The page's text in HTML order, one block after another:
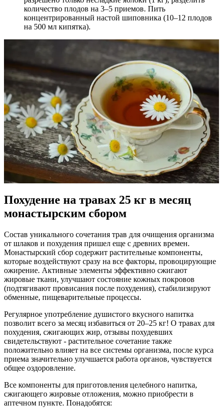
количество плодов на 3–5 приемов. Пить
концентрированный настой шиповника (10–12 плодов
на 500 мл кипятка).
Похудение на травах 25 кг в месяц
монастырским сбором
Состав уникального сочетания трав для очищения организма
от шлаков и похудения пришел еще с древних времен.
Монастырский сбор содержит растительные компоненты,
которые воздействуют сразу на все факторы, провоцирующие
ожирение. Активные элементы эффективно сжигают
жировые ткани, улучшают состояние кожных покровов
(подтягивают провисания после похудения), стабилизируют
обменные, пищеварительные процессы.
Регулярное употребление душистого вкусного напитка
позволит всего за месяц избавиться от 20–25 кг! О травах для
похудения, сжигающих жир, отзывы похудевших
свидетельствуют - растительное сочетание также
положительно влияет на все системы организма, после курса
приема значительно улучшается работа органов, чувствуется
общее оздоровление.
Все компоненты для приготовления целебного напитка,
сжигающего жировые отложения, можно приобрести в
аптечном пункте. Понадобятся: